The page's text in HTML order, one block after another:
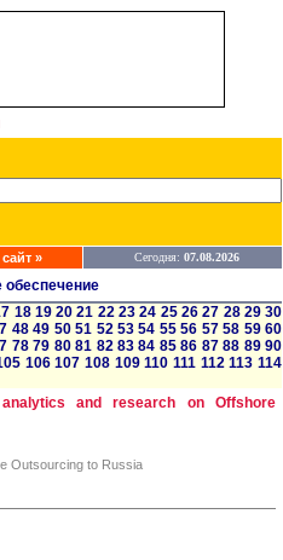
» Сегодня: 07.08.2026
обеспечение
18 19 20 21 22 23 24 25 26 27 28 29 30
48 49 50 51 52 53 54 55 56 57 58 59 60
78 79 80 81 82 83 84 85 86 87 88 89 90
106 107 108 109 110 111 112 113 114
and research on Offshore
Outsourcing to Russia